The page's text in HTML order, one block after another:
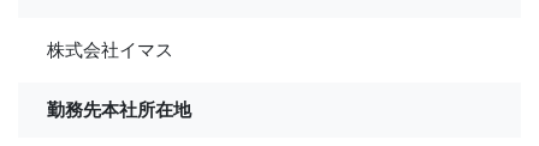
株式会社イマス
勤務先本社所在地